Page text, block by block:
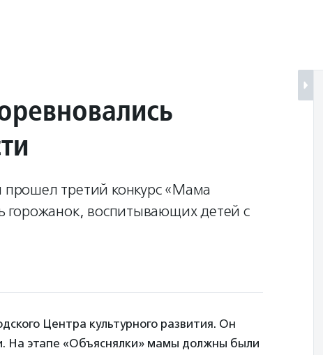
прошел третий конкурс «Мама
горожанок, воспитывающих детей с
Центра культурного развития. Он
На этапе «Объяснялки» мамы должны были